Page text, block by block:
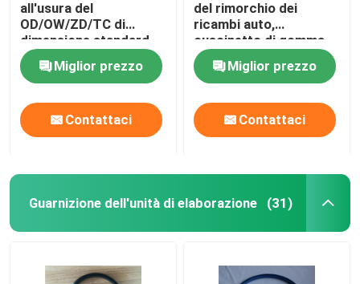
all'usura del
OD/OW/ZD/TC di
dimensione standard
delle guarnizioni del
rimorchioMiglior prezzo
Contattaci
del rimorchio dei
ricambi auto,
cuscinetto di gomma
dell'automobile della
guarnizione del hub di
ruota anteriore
Miglior prezzo
Contattaci
Guarnizione dell'unità di elaborazione (31)